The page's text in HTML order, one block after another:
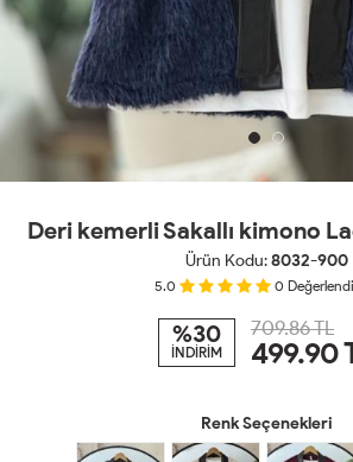
Deri kemerli Sakallı kimono
Ürün Kodu:8032-900
5.0 0
%30
İNDİRİM
709.86 TL
499.90
Renk Seçenekleri